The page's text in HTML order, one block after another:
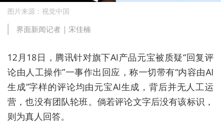
图片来源：视觉中国
界面新闻记者 | 宋佳楠
12月18日，腾讯针对旗下AI产品元宝被质疑“回复评
论由人工操作”一事作出回应，称一切带有“内容由AI
生成”字样的评论均由元宝AI生成，背后并无人工运
营，也没有团队轮班。倘若评论文字后没有该标识，
则为真人回答。